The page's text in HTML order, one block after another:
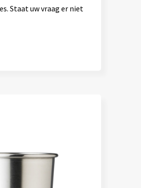
Staat uw vraag er niet